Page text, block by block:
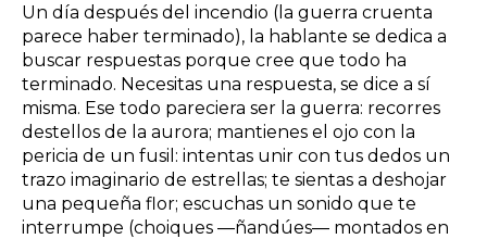
Un día después del incendio (la guerra cruenta
parece haber terminado), la hablante se dedica a
buscar respuestas porque cree que todo ha
terminado. Necesitas una respuesta, se dice a sí
misma. Ese todo pareciera ser la guerra: recorres
destellos de la aurora; mantienes el ojo con la
pericia de un fusil: intentas unir con tus dedos un
trazo imaginario de estrellas; te sientas a deshojar
una pequeña flor; escuchas un sonido que te
interrumpe (choiques ―ñandúes― montados en